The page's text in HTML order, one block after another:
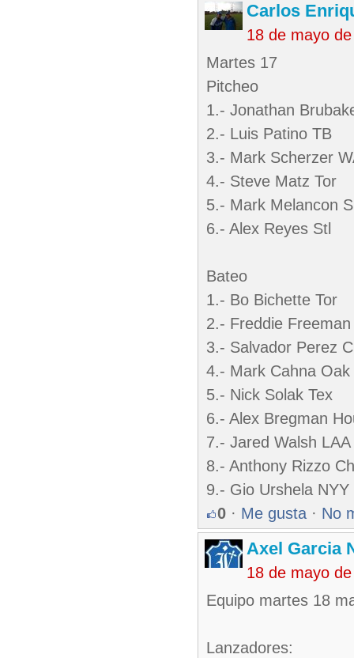
Carlos
18 de mayo
Martes 17
Pitcheo
1.- Jonathan
2.- Luis Patino TB
3.- Mark Scherzer
4.- Steve Matz Tor
5.- Mark Melancon
6.- Alex Reyes Stl
Bateo
1.- Bo Bichette Tor
2.- Freddie Freeman
3.- Salvador Perez
4.- Mark Cahna Oak
5.- Nick Solak Tex
6.- Alex Bregman
7.- Jared Walsh LAA
8.- Anthony Rizzo
9.- Gio Urshela NYY
0 · Me gusta · No
Axel Garcia
18 de mayo
Equipo martes 18
Lanzadores: